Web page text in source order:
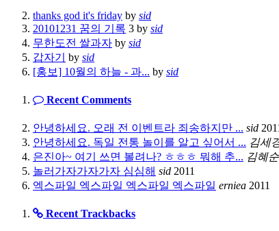
thanks god it's friday by sid
20101231 꿈의 기록 3 by sid
무한도전 쌀과자 by sid
갑자기
by sid
[홍보] 10월의 하늘 - 과... by sid
Recent Comments
안녕하세요. 오래 전 이벤트라 죄송하지만 ... sid
안녕하세요. 독일 전통 놀이를 알고 싶어서 ... 김세
은진아~ 여기 쓰면 볼려나? ㅎㅎㅎ 뭐해 추... 김혜순
놀러가자가자가자 심심해 sid 2011
엑스파일 엑스파일 엑스파일 엑스파일 erniea 2011
Recent Trackbacks